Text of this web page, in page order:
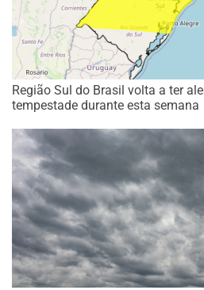
Região Sul do Brasil volta a ter
tempestade durante esta semana